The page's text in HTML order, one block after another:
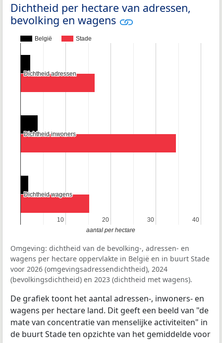
Dichtheid per hectare van adressen,
bevolking en wagens
België Stade
10
10 20
20 30
30 40
40
Dichtheid adressen
Dichtheid adressen
Dichtheid inwoners
Dichtheid inwoners
Dichtheid wagens
Dichtheid wagens
aantal per hectare
Omgeving: dichtheid van de bevolking-, adressen- en
wagens per hectare oppervlakte in België en in buurt Stade
voor 2026 (omgevingsadressendichtheid), 2024
(bevolkingsdichtheid) en 2023 (dichtheid met wagens).
De grafiek toont het aantal adressen-, inwoners- en
wagens per hectare land. Dit geeft een beeld van "de
mate van concentratie van menselijke activiteiten" in
de buurt Stade ten opzichte van het gemiddelde voor